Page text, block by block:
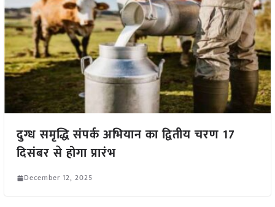
दुग्ध समृद्धि संपर्क अभियान का द्वितीय चरण 17
दिसंबर से होगा प्रारंभ
December 12, 2025